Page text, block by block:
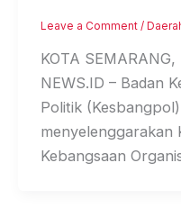
Leave a Comment /
KOTA
NEWS.ID – Badan
Politik
menyelenggarakan
Kebangsaan